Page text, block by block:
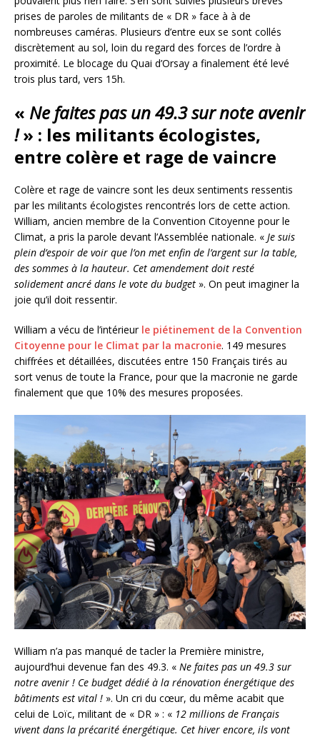
prises de paroles de militants de « DR » face à à de
nombreuses caméras. Plusieurs d’entre eux se sont collés
discrètement au sol, loin du regard des forces de l’ordre à
proximité. Le blocage du Quai d’Orsay a finalement été levé
trois plus tard, vers 15h.
« Ne faites pas un 49.3 sur note avenir
!» : les militants écologistes,
entre colère et rage de vaincre
Colère et rage de vaincre sont les deux sentiments ressentis
par les militants écologistes rencontrés lors de cette action.
William, ancien membre de la Convention Citoyenne pour le
Climat, a pris la parole devant l’Assemblée nationale. « Je suis
plein d’espoir de voir que l’on met enfin de l’argent sur la table,
des sommes à la hauteur. Cet amendement doit resté
solidement ancré dans le vote du budget ». On peut imaginer la
joie qu’il doit ressentir.
William a vécu de l’intérieur le piétinement de la Convention
Citoyenne pour le Climat par la macronie. 149 mesures
chiffrées et détaillées, discutées entre 150 Français tirés au
sort venus de toute la France, pour que la macronie ne garde
finalement que que 10% des mesures proposées.
William n’a pas manqué de tacler la Première ministre,
aujourd’hui devenue fan des 49.3. « Ne faites pas un 49.3 sur
notre avenir ! Ce budget dédié à la rénovation énergétique des
bâtiments est vital ! ». Un cri du cœur, du même acabit que
celui de Loïc, militant de « DR » : « 12 millions de Français
vivent dans la précarité énergétique. Cet hiver encore, ils vont